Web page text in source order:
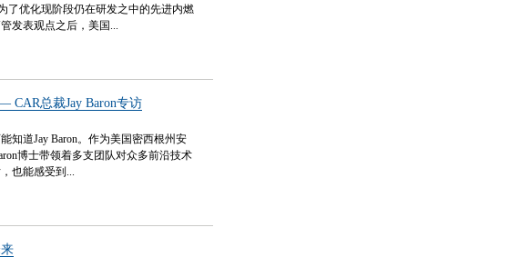
了优化现阶段仍在研发之中的先进内燃
发表观点之后，美国...
CAR总裁Jay Baron专访
知道Jay Baron。作为美国密西根州安
博士带领着多支团队对众多前沿技术
也能感受到...